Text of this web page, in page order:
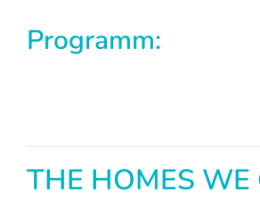
Programm:
THE HOMES WE